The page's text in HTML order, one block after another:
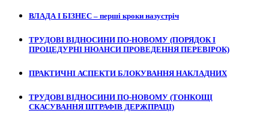
ВЛАДА І БІЗНЕС – перші кроки назустріч
ТРУДОВІ ВІДНОСИНИ ПО-НОВОМУ (ПОРЯДОК І
ПРОЦЕДУРНІ НЮАНСИ ПРОВЕДЕННЯ ПЕРЕВІРОК)
ПРАКТИЧНІ АСПЕКТИ БЛОКУВАННЯ НАКЛАДНИХ
ТРУДОВІ ВІДНОСИНИ ПО-НОВОМУ (ТОНКОЩІ
СКАСУВАННЯ ШТРАФІВ ДЕРЖПРАЦІ)